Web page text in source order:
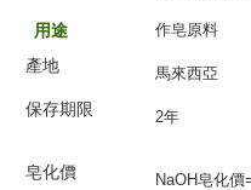
用途 作皂原料
產地 馬來西亞
保存期限 2年
皂化價 NaOH皂化